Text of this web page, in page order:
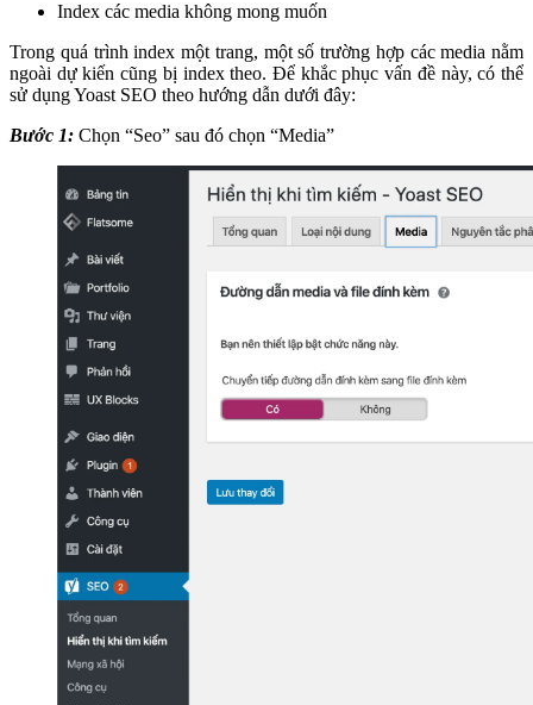
Index các media không mong muốn
Trong quá trình index một trang, một số trường hợp các media nằm
ngoài dự kiến cũng bị index theo. Để khắc phục vấn đề này, có thể
sử dụng Yoast SEO theo hướng dẫn dưới đây:
Bước 1: Chọn “Seo” sau đó chọn “Media”